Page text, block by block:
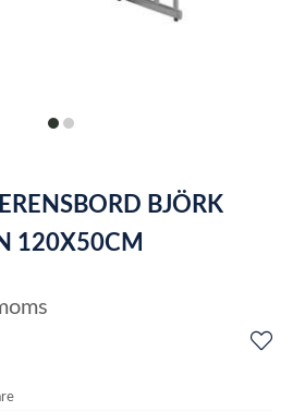
itemitem
BJÖRK
120X50CM